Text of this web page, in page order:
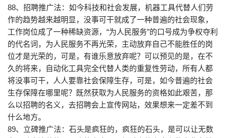
88、招聘推广法：如今科技和社会发展，机器工具代替人们劳
作的趋势越来越明显，没事可干就成了一种普遍的社会现象，
工作岗位成了一种稀缺资源，“为人民服务”的口号成为争权夺利
的代名词，为人民服务不再光荣，主动放弃自己不能胜任的岗
位才是光荣的，可是，有谁乐意放弃呢？可以预见的是，在不
久的将来，自动化工具完全代替人类的重复性劳动，所有人都
将没事可干，人人要靠社会保障生存，可是，如今普遍的社会
生存保障在哪里呢？既然获取为人民服务的资格如此艰苦，那
么以招聘的名义，去招聘会上宣传网站，效果想来一定差不到
什么地方。
89、立碑推广法：石头是疯狂的，疯狂的石头，是可以让无数